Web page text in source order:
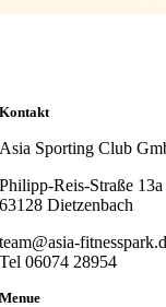
Kontakt
Asia Sporting Club
Philipp-Reis-Straße 13a
63128 Dietzenbach
team@asia-
Tel 06074 28954
Menue